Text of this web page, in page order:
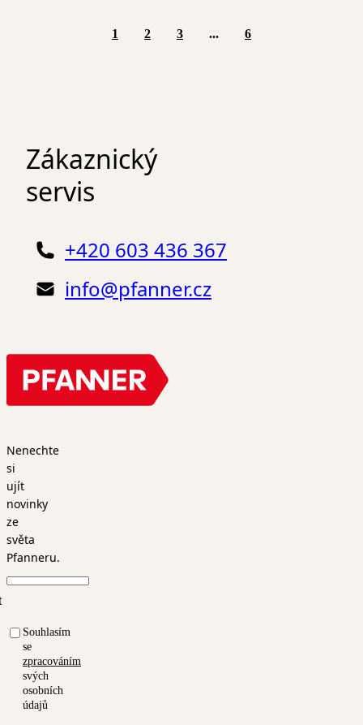
1 2 3 ... 6
Nenechte
si
ujít
novinky
ze
světa
Pfanneru.
Souhlasím
se
zpracováním
svých
osobních
údajů
Zákaznický
servis
+420 603 436 367
info@pfanner.cz